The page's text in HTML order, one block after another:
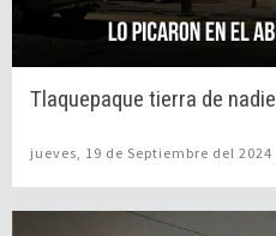
Tlaquepaque tierra de nadie
jueves, 19 de Septiembre del 2024